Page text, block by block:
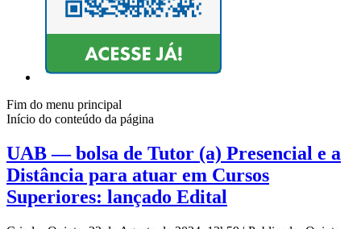
Fim do menu principal
Início do conteúdo da página
UAB — bolsa de Tutor (a) Presencial e a
Distância para atuar em Cursos
Superiores: lançado Edital